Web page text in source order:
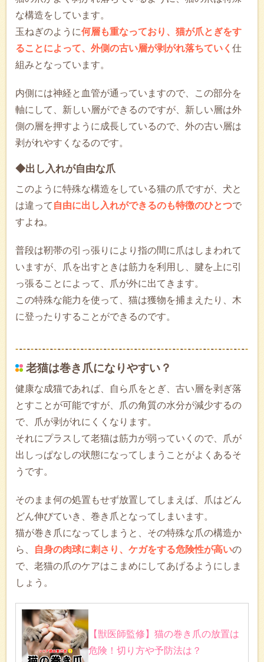
な構造をしています。
玉ねぎのように何層も重なっており、猫が爪とぎをす
ることによって、外側の古い層が剥がれ落ちていく 仕
組みとなっています。
内側には神経と血管が通っていますので、この部分を
軸にして、新しい層ができるのですが、新しい層は外
側の層を押すように成長しているので、外の古い層は
剥がれやすくなるのです。
◆出し入れが自由な爪
このように特殊な構造をしている猫の爪ですが、犬と
は違って 自由に出し入れができるのも特徴のひとつで
すよね。
普段は靭帯の引っ張りにより指の間に爪はしまわれて
いますが、爪を出すときは筋力を利用し、腱を上に引
っ張ることによって、爪が外に出てきます。
この特殊な能力を使って、猫は獲物を捕まえたり、木
に登ったりすることができるのです。
老猫は巻き爪になりやすい？
健康な成猫であれば、自ら爪をとぎ、古い層を剥ぎ落
とすことが可能ですが、爪の角質の水分が減少するの
で、爪が剥がれにくくなります。
それにプラスして老猫は筋力が弱っていくので、爪が
出しっぱなしの状態になってしまうことがよくあるそ
うです。
そのまま何の処置もせず放置してしまえば、爪はどん
どん伸びていき、巻き爪となってしまいます。
猫が巻き爪になってしまうと、その特殊な爪の構造か
ら、
自身の肉球に刺さり、ケガをする危険性が高いの
で、老猫の爪のケアはこまめにしてあげるようにしま
しょう。
【獣医師監修】猫の巻き爪の放置は
危険！切り方や予防法は？